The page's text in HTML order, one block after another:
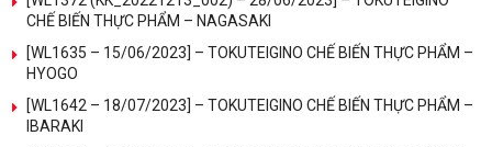
CHẾ BIẾN THỰC PHẨM – NAGASAKI
[WL1635 – 15/06/2023] – TOKUTEIGINO CHẾ BIẾN THỰC PHẨM –
HYOGO
[WL1642 – 18/07/2023] – TOKUTEIGINO CHẾ BIẾN THỰC PHẨM –
IBARAKI